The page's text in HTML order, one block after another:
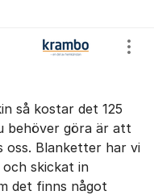
så kostar det 125
behöver göra är att
oss. Blanketter har vi
skickat in
det finns något